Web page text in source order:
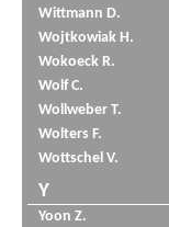
Wittmann D.
Wojtkowiak H.
Wokoeck R.
Wolf C.
Wollweber T.
Wolters F.
Wottschel V.
Y
Yoon Z.